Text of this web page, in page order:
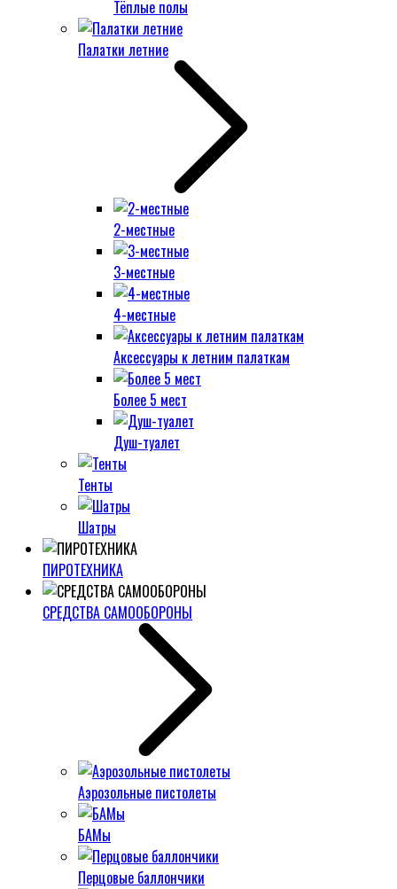
Тёплые полы
Палатки летние
2-местные
3-местные
4-местные
Аксессуары к летним палаткам
Более 5 мест
Душ-туалет
Тенты
Шатры
ПИРОТЕХНИКА
СРЕДСТВА САМООБОРОНЫ
Аэрозольные пистолеты
БАМы
Перцовые баллончики